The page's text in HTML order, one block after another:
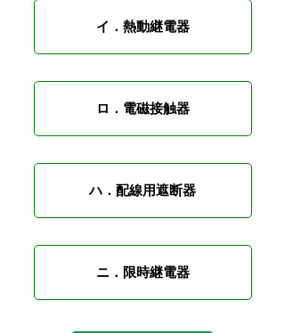
イ．熱動継電器
ロ．電磁接触器
ハ．配線用遮断器
ニ．限時継電器